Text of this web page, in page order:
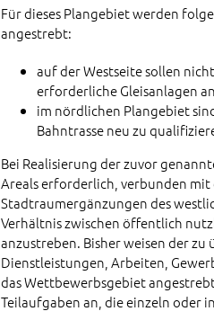
Für dieses Plangebiet werden
angestrebt:
auf der Westseite sollen
erforderliche Gleisanlagen
im nördlichen Plangebiet
Bahntrasse neu zu
Bei Realisierung der zuvor
Areals erforderlich, verbunden
Stadtraumergänzungen des
Verhältnis zwischen öffentlich
anzustreben. Bisher weisen der
Dienstleistungen, Arbeiten,
das Wettbewerbsgebiet
Teilaufgaben an, die einzeln oder